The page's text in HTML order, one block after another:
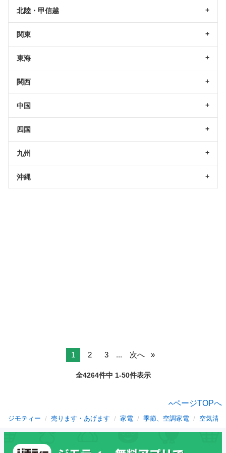
北陸・甲信越
関東
東海
関西
中国
四国
九州
沖縄
1 2 3 ... 次へ
全4264件中 1-50件表示
ページTOPへ
ジモティー 売ります・あげます 家電 季節、空調家電 空気清